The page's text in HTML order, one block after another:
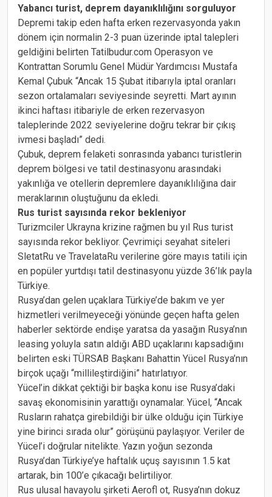
Yabancı turist, deprem dayanıklılığını sorguluyor
Depremi takip eden hafta erken rezervasyonda yakın
dönem için normalin 2-3 puan üzerinde iptal talepleri
geldiğini belirten Tatilbudur.com Operasyon ve
Kontrattan Sorumlu Genel Müdür Yardımcısı Mustafa
Kemal Çubuk “Ancak 15 Şubat itibarıyla iptal oranları
sezon ortalamaları seviyesinde seyretti. Mart ayının
ikinci haftası itibariyle de erken rezervasyon
taleplerinde 2022 seviyelerine doğru tekrar bir çıkış
ivmesi başladı” dedi.
Çubuk, deprem felaketi sonrasında yabancı turistlerin
deprem bölgesi ve tatil destinasyonu arasındaki
yakınlığa ve otellerin depremlere dayanıklılığına dair
meraklarının oluştuğunu da ekledi.
Rus turist sayısında rekor bekleniyor
Turizmciler Ukrayna krizine rağmen bu yıl Rus turist
sayısında rekor bekliyor. Çevrimiçi seyahat siteleri
SletatRu ve TravelataRu verilerine göre mayıs tatili için
en popüler yurtdışı tatil destinasyonu yüzde 36’lık payla
Türkiye.
Rusya’dan gelen uçaklara Türkiye’de bakım ve yer
hizmetleri verilmeyeceği yönünde geçen hafta gelen
haberler sektörde endişe yaratsa da yasağın Rusya’nın
leasing yoluyla satın aldığı ABD uçaklarını kapsadığını
belirten eski TÜRSAB Başkanı Bahattin Yücel Rusya’nın
birçok uçağı “millileştirdiğini” hatırlatıyor.
Yücel’in dikkat çektiği bir başka konu ise Rusya’daki
savaş ekonomisinin yarattığı oynamalar. Yücel, “Ancak
Rusların rahatça girebildiği bir ülke olduğu için Türkiye
yine birinci sırada olur” görüşünü paylaşıyor. Veriler de
Yücel’i doğrular nitelikte. Yazın yoğun sezonda
Rusya’dan Türkiye’ye haftalık uçuş sayısının 1.5 kat
artarak, bin 100’e çıkacağı belirtiliyor.
Rus ulusal havayolu şirketi Aerofl ot, Rusya’nın dokuz